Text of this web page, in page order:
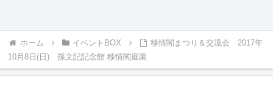
ホーム イベントBOX
移情閣まつり＆交流会 2017年
10月8日(日) 孫文記記念館 移情閣庭園